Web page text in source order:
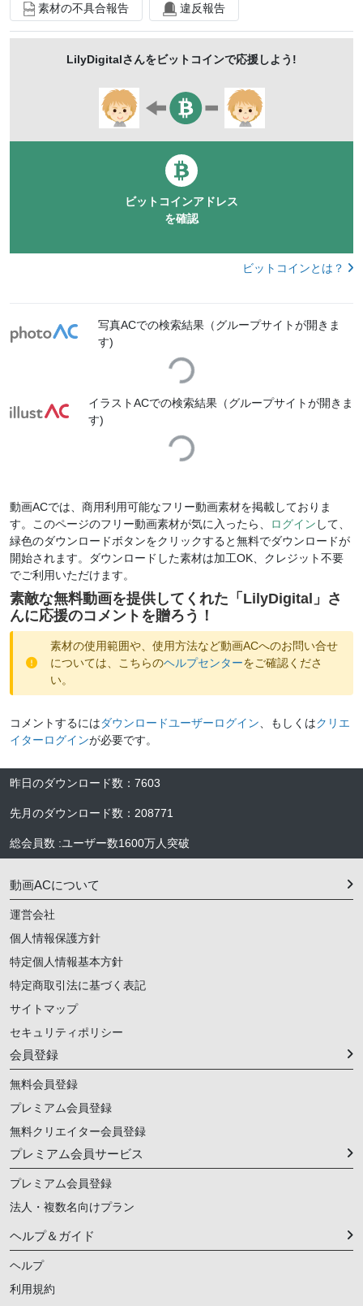
素材の不具合報告 違反報告
LilyDigitalさんをビットコインで応援しよう!
ビットコインアドレス
を確認
ビットコインとは？
写真ACでの検索結果（グループサイトが開きま
す)
Loading...
イラストACでの検索結果（グループサイトが開きま
す)
Loading...
動画ACでは、商用利用可能なフリー動画素材を掲載しておりま
す。このページのフリー動画素材が気に入ったら、
ログイン して、
緑色のダウンロードボタンをクリックすると無料でダウンロードが
開始されます。ダウンロードした素材は加工OK、クレジット不要
でご利用いただけます。
素敵な無料動画を提供してくれた「 LilyDigital 」さ
んに応援のコメントを贈ろう！
素材の使用範囲や、使用方法など動画ACへのお問い合せ
については、こちらのヘルプセンターをご確認くださ
い。
コメントするにはダウンロードユーザーログイン 、もしくはクリエ
イターログインが必要です。
昨日のダウンロード数 ： 7603
先月のダウンロード数 ： 208771
総会員数 :ユーザー数1600万人 突破
動画ACについて
運営会社
個人情報保護方針
特定個人情報基本方針
特定商取引法に基づく表記
サイトマップ
セキュリティポリシー
会員登録
無料会員登録
プレミアム会員登録
無料クリエイター会員登録
プレミアム会員サービス
プレミアム会員登録
法人・複数名向けプラン
ヘルプ＆ガイド
ヘルプ
利用規約